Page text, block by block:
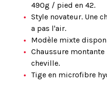
490g / pied en 42.
Style novateur. Une
a pas l'air.
Modèle mixte
Chaussure
cheville.
Tige en microfibre